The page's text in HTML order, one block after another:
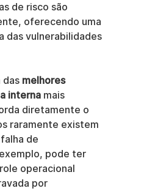
de risco são
oferecendo uma
das vulnerabilidades
das melhores
interna mais
diretamente o
raramente existem
de
pode ter
operacional
por